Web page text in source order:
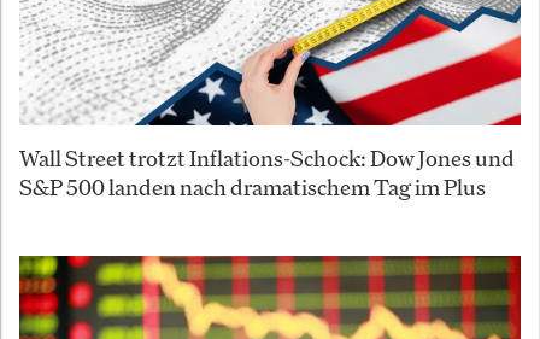
Wall Street trotzt Inflations-Schock: Dow Jones und
S&P 500 landen nach dramatischem Tag im Plus